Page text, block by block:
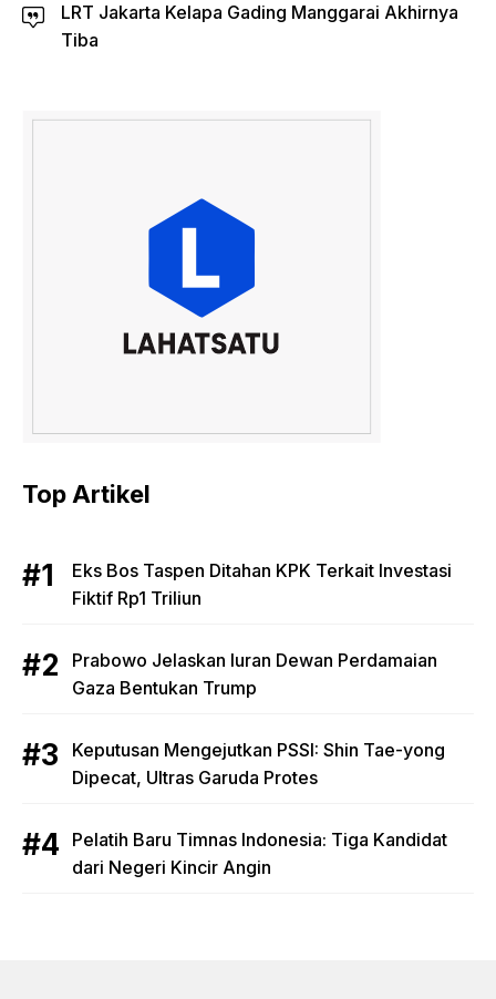
LRT Jakarta Kelapa Gading Manggarai Akhirnya
Tiba
Top Artikel
Eks Bos Taspen Ditahan KPK Terkait Investasi
Fiktif Rp1 Triliun
Prabowo Jelaskan Iuran Dewan Perdamaian
Gaza Bentukan Trump
Keputusan Mengejutkan PSSI: Shin Tae-yong
Dipecat, Ultras Garuda Protes
Pelatih Baru Timnas Indonesia: Tiga Kandidat
dari Negeri Kincir Angin